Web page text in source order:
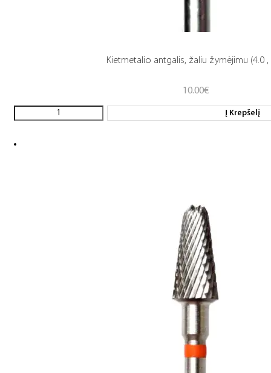
Kietmetalio antgalis, žaliu žymėjimu (4.0 ,
10.00€
Į Krepšelį